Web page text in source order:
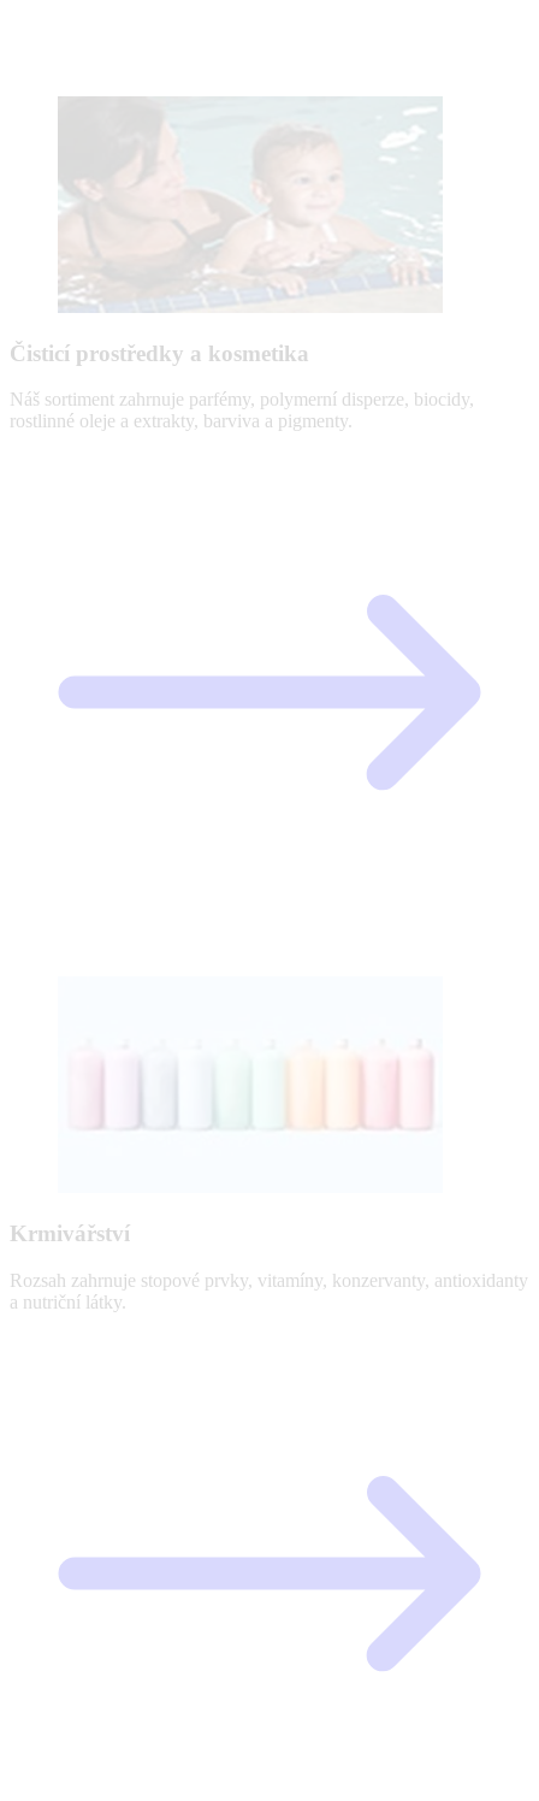
Čisticí prostředky a kosmetika
Náš sortiment zahrnuje parfémy, polymerní disperze, biocidy,
rostlinné oleje a extrakty, barviva a pigmenty.
Krmivářství
Rozsah zahrnuje stopové prvky, vitamíny, konzervanty, antioxidanty
a nutriční látky.